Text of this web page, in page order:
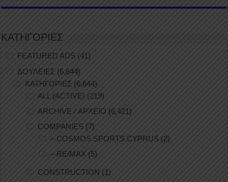
ΚΑΤΗΓΟΡΙΕΣ
FEATURED ADS (41)
ΔΟΥΛΕΙΕΣ (6,644)
ΚΑΤΗΓΟΡΙΕΣ (6,644)
ALL (ACTIVE) (219)
ARCHIVE / ΑΡΧΕΙΟ (6,421)
COMPANIES (7)
– COSMOS SPORTS CYPRUS (2)
– RE/MAX (5)
CONSTRUCTION (1)